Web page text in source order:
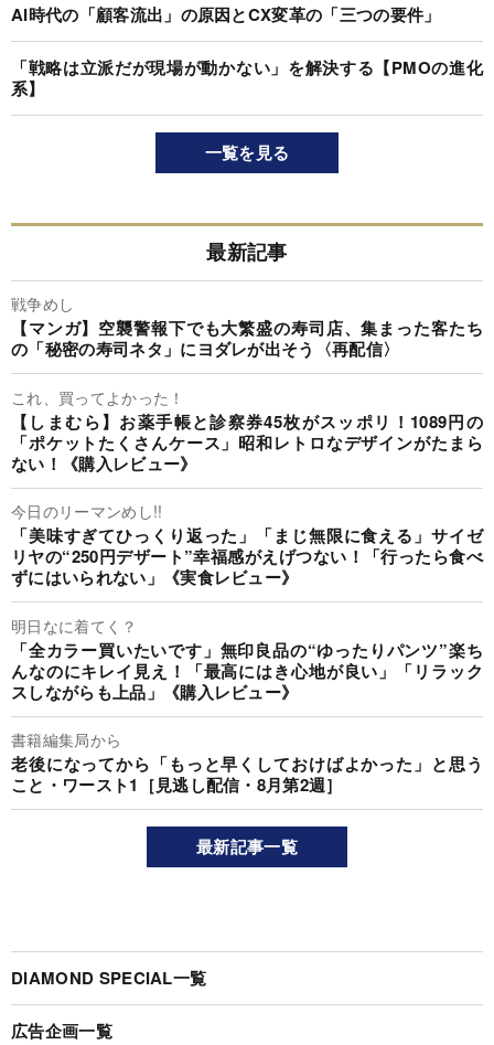
AI時代の「顧客流出」の原因とCX変革の「三つの要件」
「戦略は立派だが現場が動かない」を解決する【PMOの進化
系】
一覧を見る
最新記事
戦争めし
【マンガ】空襲警報下でも大繁盛の寿司店、集まった客たち
の「秘密の寿司ネタ」にヨダレが出そう〈再配信〉
これ、買ってよかった！
【しまむら】お薬手帳と診察券45枚がスッポリ！1089円の
「ポケットたくさんケース」昭和レトロなデザインがたまら
ない！《購入レビュー》
今日のリーマンめし!!
「美味すぎてひっくり返った」「まじ無限に食える」サイゼ
リヤの“250円デザート”幸福感がえげつない！「行ったら食べ
ずにはいられない」《実食レビュー》
明日なに着てく？
「全カラー買いたいです」無印良品の“ゆったりパンツ”楽ち
んなのにキレイ見え！「最高にはき心地が良い」「リラック
スしながらも上品」《購入レビュー》
書籍編集局から
老後になってから「もっと早くしておけばよかった」と思う
こと・ワースト1［見逃し配信・8月第2週］
最新記事一覧
DIAMOND SPECIAL一覧
広告企画一覧